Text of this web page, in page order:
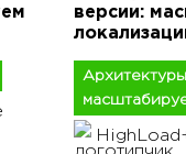
версии: